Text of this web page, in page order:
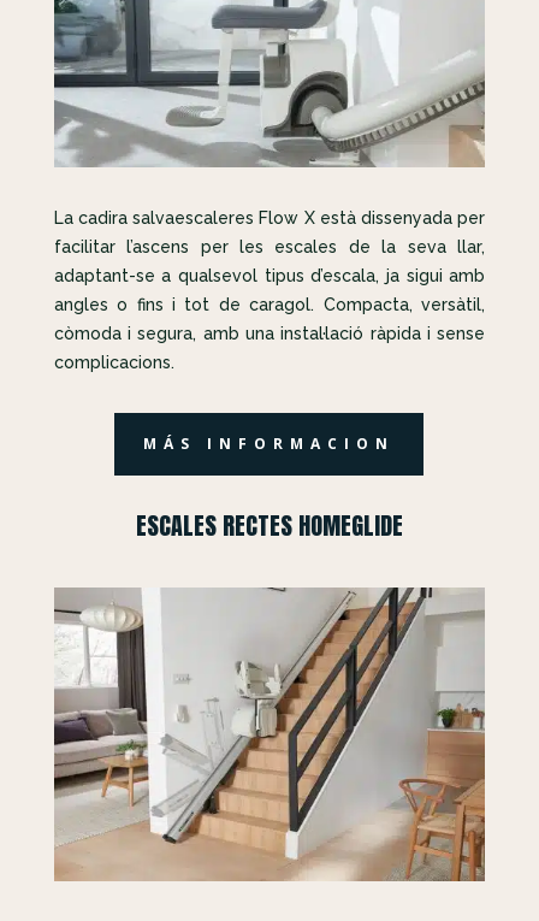
La cadira salvaescaleres Flow X està dissenyada per
facilitar l’ascens per les escales de la seva llar,
adaptant-se a qualsevol tipus d’escala, ja sigui amb
angles o fins i tot de caragol. Compacta, versàtil,
còmoda i segura, amb una instal·lació ràpida i sense
complicacions.
MÁS INFORMACION
ESCALES RECTES HOMEGLIDE